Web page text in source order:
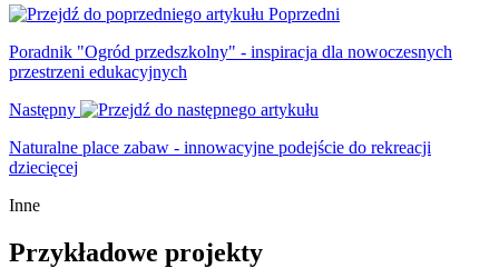
Poprzedni
Poradnik "Ogród przedszkolny" - inspiracja dla nowoczesnych
przestrzeni edukacyjnych
Następny
Naturalne place zabaw - innowacyjne podejście do rekreacji
dziecięcej
Inne
Przykładowe projekty